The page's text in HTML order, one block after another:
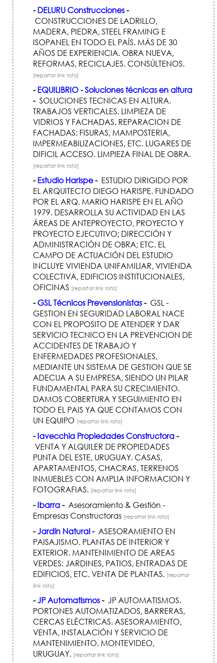
- DELURU Construcciones-
CONSTRUCCIONES DE LADRILLO,
MADERA, PIEDRA, STEEL FRAMING E
ISOPANEL EN TODO EL PAÍ­S. MÁS DE 30
AÑOS DE EXPERIENCIA. OBRA NUEVA,
REFORMAS, RECICLAJES. CONSÚLTENOS.
[reportar link roto]
- EQUILIBRIO - Soluciones técnicas en altura
-SOLUCIONES TECNICAS EN ALTURA.
TRABAJOS VERTICALES. LIMPIEZA DE
VIDRIOS Y FACHADAS. REPARACION DE
FACHADAS: FISURAS, MAMPOSTERIA,
IMPERMEABILIZACIONES, ETC. LUGARES DE
DIFICIL ACCESO. LIMPIEZA FINAL DE OBRA.
[reportar link roto]
- Estudio Harispe-ESTUDIO DIRIGIDO POR
EL ARQUITECTO DIEGO HARISPE. FUNDADO
POR EL ARQ. MARIO HARISPE EN EL AÑO
1979. DESARROLLA SU ACTIVIDAD EN LAS
ÁREAS DE ANTEPROYECTO, PROYECTO Y
PROYECTO EJECUTIVO; DIRECCIÓN Y
ADMINISTRACIÓN DE OBRA; ETC. EL
CAMPO DE ACTUACIÓN DEL ESTUDIO
INCLUYE VIVIENDA UNIFAMILIAR, VIVIENDA
COLECTIVA, EDIFICIOS INSTITUCIONALES,
OFICINAS [reportar link roto]
- GSL Técnicos Prevensionistas-GSL -
GESTION EN SEGURIDAD LABORAL NACE
CON EL PROPOSITO DE ATENDER Y DAR
SERVICIO TECNICO EN LA PREVENCION DE
ACCIDENTES DE TRABAJO Y
ENFERMEDADES PROFESIONALES,
MEDIANTE UN SISTEMA DE GESTION QUE SE
ADECUA A SU EMPRESA, SIENDO UN PILAR
FUNDAMENTAL PARA SU CRECIMIENTO.
DAMOS COBERTURA Y SEGUIMIENTO EN
TODO EL PAIS YA QUE CONTAMOS CON
UN EQUIPO [reportar link roto]
- Iavecchia Propiedades Constructora-
VENTA Y ALQUILER DE PROPIEDADES
PUNTA DEL ESTE, URUGUAY. CASAS,
APARTAMENTOS, CHACRAS, TERRENOS
INMUEBLES CON AMPLIA INFORMACION Y
FOTOGRAFIAS. [reportar link roto]
- Ibarra-Asesoramiento & Gestión -
Empresas Constructoras [reportar link roto]
-Jardín Natural-ASESORAMIENTO EN
PAISAJISMO. PLANTAS DE INTERIOR Y
EXTERIOR. MANTENIMIENTO DE AREAS
VERDES: JARDINES, PATIOS, ENTRADAS DE
EDIFICIOS, ETC. VENTA DE PLANTAS. [reportar
link roto]
-JP Automatismos-JP AUTOMATISMOS.
PORTONES AUTOMATIZADOS, BARRERAS,
CERCAS ELÉCTRICAS. ASESORAMIENTO,
VENTA, INSTALACIÓN Y SERVICIO DE
MANTENIMIENTO. MONTEVIDEO,
URUGUAY. [reportar link roto]